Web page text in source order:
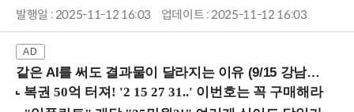
발행일 : 2025-11-12 16:03 업데이트 : 2025-11-12 16:03
같은 AI를 써도 결과물이 달라지는 이유 (9/15 강남역)